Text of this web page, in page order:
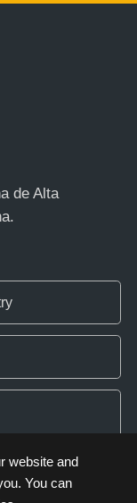
de Alta
website and
You can